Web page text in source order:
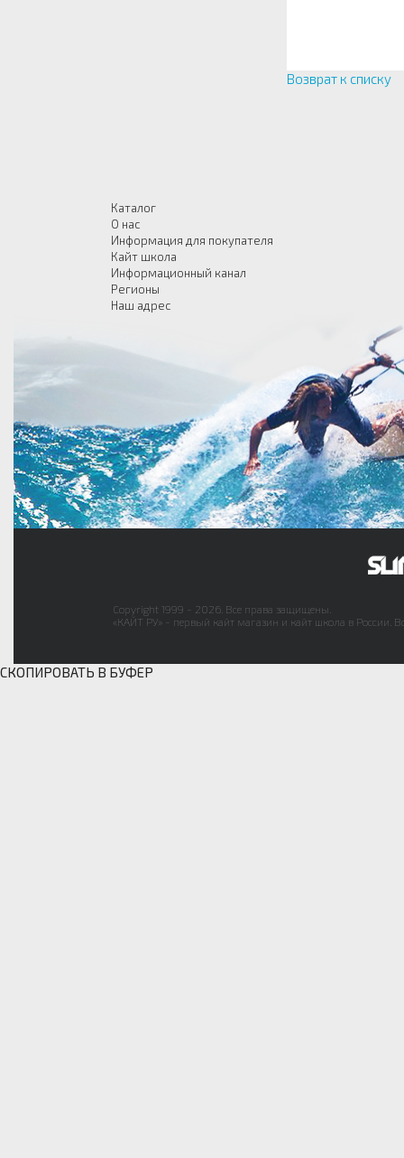
Возврат к списку
Каталог
О нас
Информация для покупателя
Кайт школа
Информационный канал
Регионы
Наш адрес
Copyright 1999 - 2026. Все права защищены.
«КАЙТ РУ» - первый кайт магазин и кайт школа в России.
СКОПИРОВАТЬ В БУФЕР